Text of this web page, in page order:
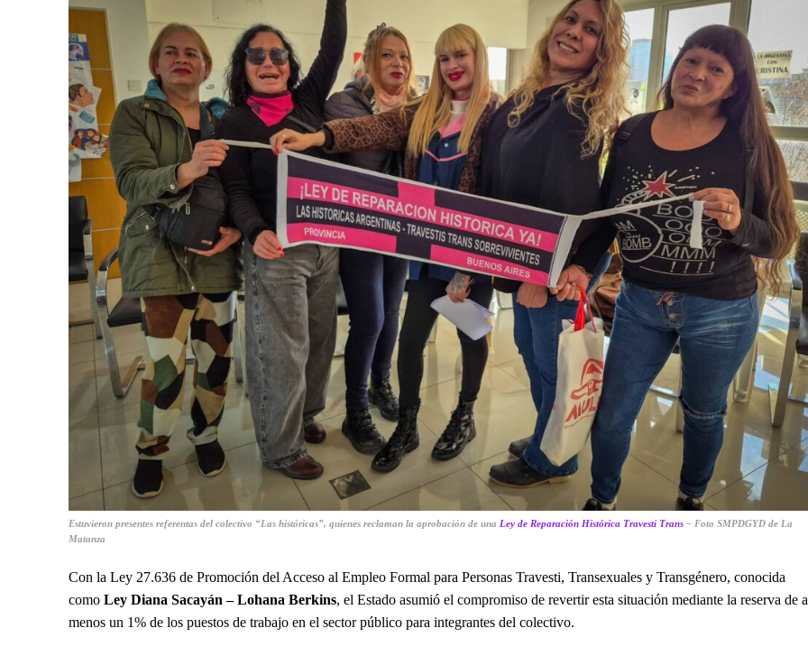
Estuvieron presentes referentas del colectivo “Las históricas”, quienes reclaman la aprobación de una Ley de Reparación Histórica Travesti Trans – Foto SMPDGYD de La
Matanza
Con la Ley 27.636 de Promoción del Acceso al Empleo Formal para Personas Travesti, Transexuales y Transgénero, conocida
como Ley Diana Sacayán – Lohana Berkins, el Estado asumió el compromiso de revertir esta situación mediante la reserva de
menos un 1% de los puestos de trabajo en el sector público para integrantes del colectivo.